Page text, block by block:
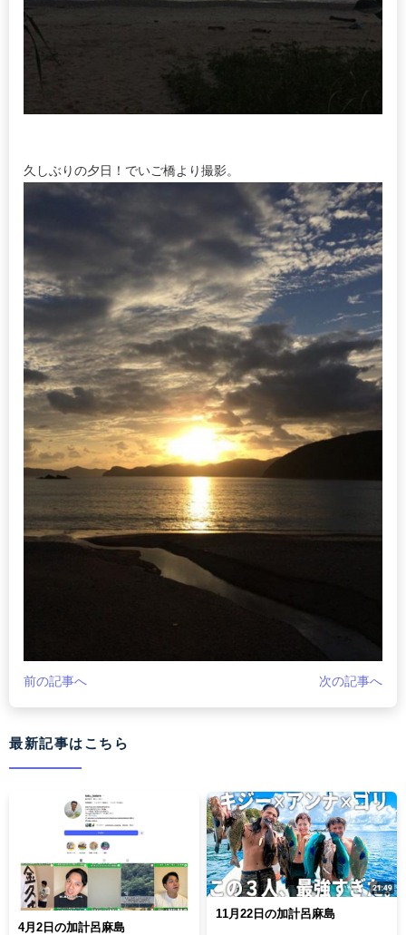
久しぶりの夕日！でいご橋より撮影。
前の記事へ 次の記事へ
最新記事はこちら
4月2日の加計呂麻島
11月22日の加計呂麻島